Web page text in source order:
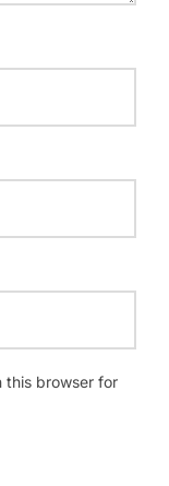
this browser for